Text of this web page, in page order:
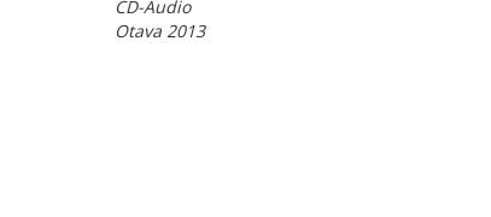
CD-Audio
Otava 2013